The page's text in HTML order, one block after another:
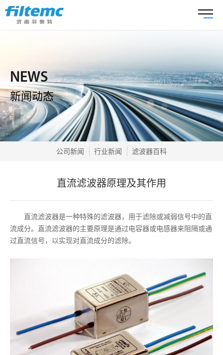
NEWS
新闻动态
公司新闻 行业新闻 滤波器百科
直流滤波器原理及其作用
直流滤波器是一种特殊的滤波器，用于滤除或减弱信号中的直
流成分。直流滤波器的主要原理是通过电容器或电感器来阻隔或通
过直流信号，以实现对直流成分的滤除。